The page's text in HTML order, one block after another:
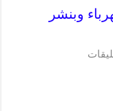
كراج كهرباء وبنشر